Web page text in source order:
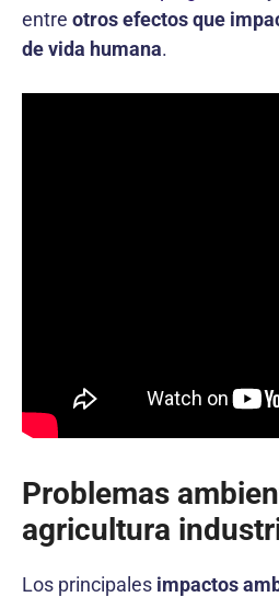
entre otros efectos que
de vida humana.
Problemas
agricultura
Los principales impactos